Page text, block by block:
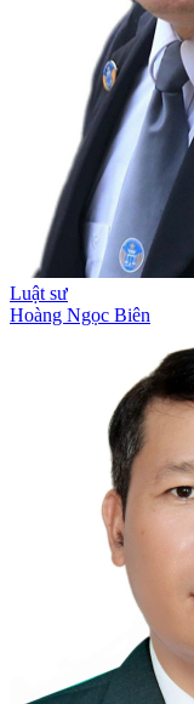
Luật sư
Hoàng Ngọc Biên